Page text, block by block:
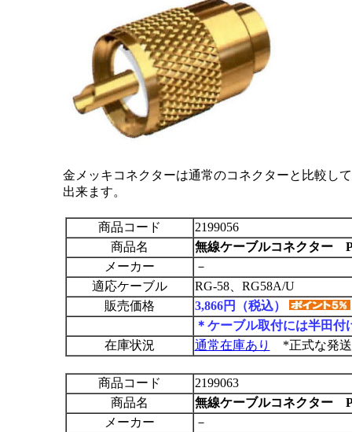
金メッキコネクターは通常のコネクターと比較し
出来ます。
商品コード
2199056
商品名
無線ケーブルコネクター
メーカー
－
適応ケーブル
RG-58、RG58A/U
販売価格
3,866円（税込）
＊ケーブル取付には半田付
在庫状況
通常在庫あり *正式な発送
商品コード
2199063
商品名
無線ケーブルコネクター
メーカー
－